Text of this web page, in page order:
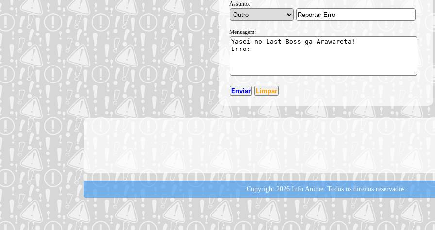
Assunto:
Mensagem:
Copyright 2026 Info Anime. Todos os direitos reservados.